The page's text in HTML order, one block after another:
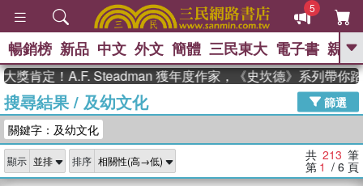
5
GO
The Odyssey 、
父親節 、 如果歷史是一群喵 、 暑期
念華 、 台灣的李登輝時代 、 數學女
孩：黎曼猜想
偉大的迷走神經
暢銷榜 新品 中文 外文 簡體 三民東大 電子書 親子
A.F. Steadman 獲年度作家，《史坎德》系列帶你踏上熱血
搜尋結果/ 及幼文化
篩選
關鍵字：及幼文化
顯示 排序 共 213 筆
第 1 / 6 頁